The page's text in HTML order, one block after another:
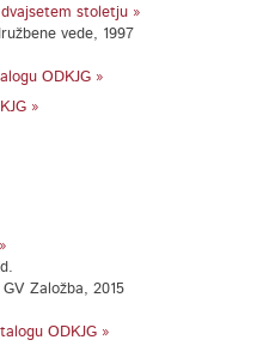
stoletju »
vede, 1997
ODKJG »
»
Založba, 2015
ODKJG »